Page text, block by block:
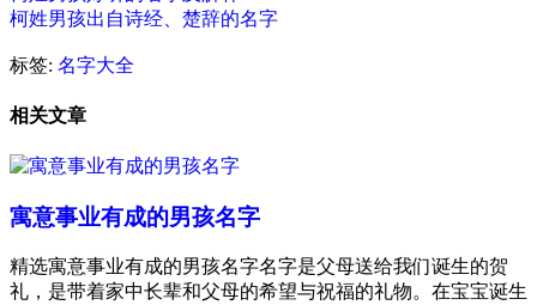
柯姓男孩出自诗经、楚辞的名字
标签: 名字大全
相关文章
寓意事业有成的男孩名字
精选寓意事业有成的男孩名字名字是父母送给我们诞生的贺
礼，是带着家中长辈和父母的希望与祝福的礼物。在宝宝诞生